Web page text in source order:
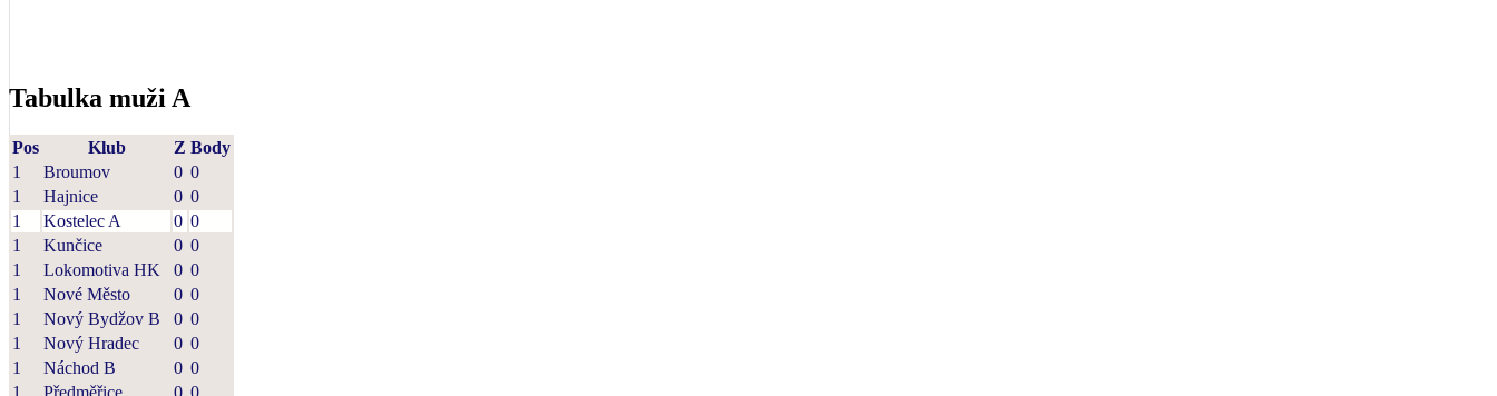
Tabulka muži A
Pos Klub Z Body
1
Broumov 0 0
1
Hajnice 0 0
1
Kostelec A 0 0
1
Kunčice 0 0
1
Lokomotiva HK 0 0
1
Nové Město 0 0
1
Nový Bydžov B 0 0
1
Nový Hradec 0 0
1
Náchod B 0 0